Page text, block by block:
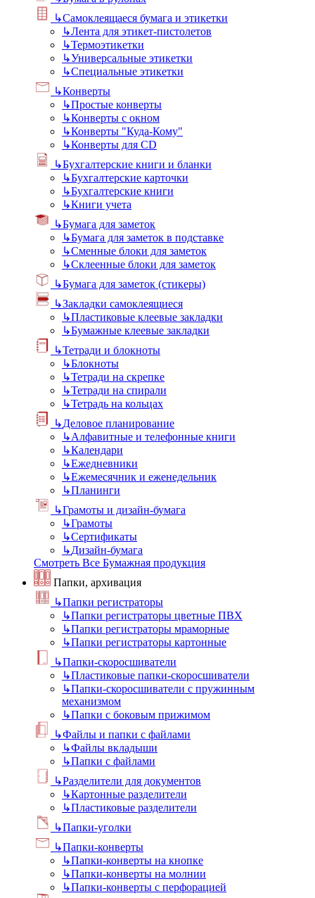
↳Самоклеящаеся бумага и этикетки
↳Лента для этикет-пистолетов
↳Термоэтикетки
↳Универсальные этикетки
↳Специальные этикетки
↳Конверты
↳Простые конверты
↳Конверты с окном
↳Конверты "Куда-Кому"
↳Конверты для CD
↳Бухгалтерские книги и бланки
↳Бухгалтерские карточки
↳Бухгалтерские книги
↳Книги учета
↳Бумага для заметок
↳Бумага для заметок в подставке
↳Сменные блоки для заметок
↳Склеенные блоки для заметок
↳Бумага для заметок (стикеры)
↳Закладки самоклеящиеся
↳Пластиковые клеевые закладки
↳Бумажные клеевые закладки
↳Тетради и блокноты
↳Блокноты
↳Тетради на скрепке
↳Тетради на спирали
↳Тетрадь на кольцах
↳Деловое планирование
↳Алфавитные и телефонные книги
↳Календари
↳Ежедневники
↳Ежемесячник и еженедельник
↳Планинги
↳Грамоты и дизайн-бумага
↳Грамоты
↳Сертификаты
↳Дизайн-бумага
Смотреть Все Бумажная продукция
Папки, архивация
↳Папки регистраторы
↳Папки регистраторы цветные ПВХ
↳Папки регистраторы мраморные
↳Папки регистраторы картонные
↳Папки-скоросшиватели
↳Пластиковые папки-скоросшиватели
↳Папки-скоросшиватели с пружинным
механизмом
↳Папки с боковым прижимом
↳Файлы и папки с файлами
↳Файлы вкладыши
↳Папки с файлами
↳Разделители для документов
↳Картонные разделители
↳Пластиковые разделители
↳Папки-уголки
↳Папки-конверты
↳Папки-конверты на кнопке
↳Папки-конверты на молнии
↳Папки-конверты с перфорацией